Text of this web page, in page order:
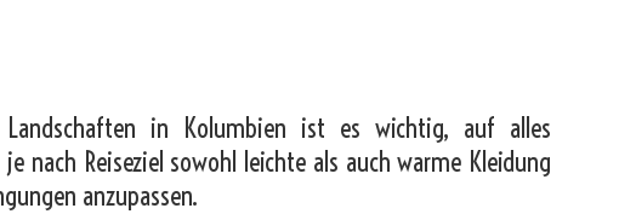
in Kolumbien ist es wichtig, auf alles
nach Reiseziel sowohl leichte als auch warme Kleidung
anzupassen.